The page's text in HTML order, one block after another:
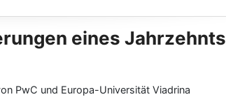
eines Jahrzehnts
PwC und Europa-Universität Viadrina